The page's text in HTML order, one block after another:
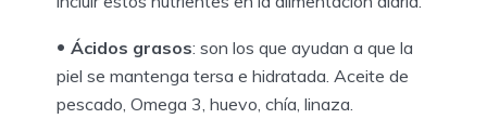
Ácidos grasos: son los que ayudan a que la
piel se mantenga tersa e hidratada. Aceite de
pescado, Omega 3, huevo, chía, linaza.